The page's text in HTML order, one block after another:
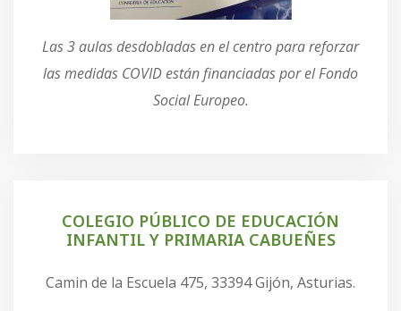
Las 3 aulas desdobladas en el centro para reforzar
las medidas COVID están financiadas por el Fondo
Social Europeo.
COLEGIO PÚBLICO DE EDUCACIÓN
INFANTIL Y PRIMARIA CABUEÑES
Camin de la Escuela 475, 33394 Gijón, Asturias.